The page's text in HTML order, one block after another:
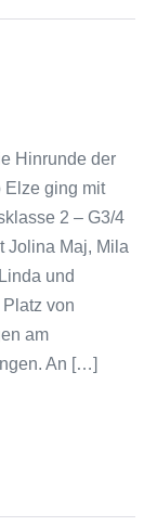
Hinrunde der
Elze ging mit
2 – G3/4
Jolina Maj, Mila
und
von
am
An […]